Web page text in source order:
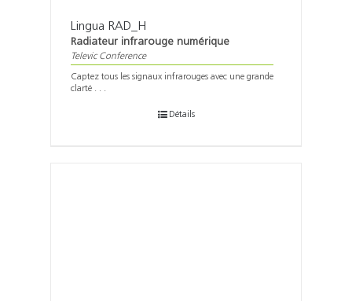
Lingua RAD_H
Radiateur infrarouge numérique
Televic Conference
Captez tous les signaux infrarouges avec une grande
clarté . . .
Détails